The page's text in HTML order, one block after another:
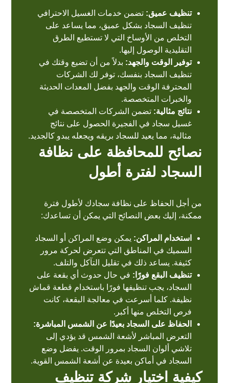
تنظيف عميق: تضمن خدمات الغسيل الاحترافي
تنظيف السجاد بشكل عميق، مما يساعد على
التخلص من الأوساخ التي لا تستطيع الطرق
التقليدية الوصول إليها.
توفير الوقت والجهد: بدلاً من أن تضيع وقتك في
تنظيف السجاد بنفسك، توفر لك الشركات
المحترفة الوقت والجهد بفضل المعدات الحديثة
والخبرات المتخصصة.
نتائج مثالية: تضمن الشركات المتخصصة في
غسيل سجاد في الفجيرة الحصول على نتائج
مثالية، مما يعيد للسجاد بريقه ويجعله يبدو كالجديد.
نصائح للمحافظة على نظافة
السجاد لفترة أطول
من أجل الحفاظ على نظافة سجادك لأطول فترة
ممكنة، إليك بعض النصائح التي يمكن أن تساعدك:
استخدام المراكن: يمكن وضع المراكن أو السجاد
السميك في المناطق التي تتعرض لحركة مرور
كثيفة. يساعد ذلك في تقليل التآكل والتلف.
تنظيف البقع فورًا: في حال حدوث أي بقعة على
السجاد، يجب تنظيفها فورًا باستخدام قطعة قماش
نظيفة. كلما أسرعت في معالجة البقعة، كانت
فرص التخلص منها أكبر.
الحفاظ على السجاد بعيدًا عن الشمس المباشرة:
التعرض المباشر لأشعة الشمس قد يؤدي إلى
تلاشي ألوان السجاد بمرور الوقت. يفضل وضع
السجاد في أماكن بعيدة عن أشعة الشمس القوية.
كيفية اختيار شركة تنظيف